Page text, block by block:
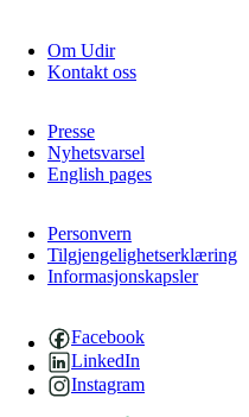
Om Udir
Kontakt oss
Presse
Nyhetsvarsel
English pages
Personvern
Tilgjengelighetserklæring
Informasjonskapsler
Facebook
LinkedIn
Instagram